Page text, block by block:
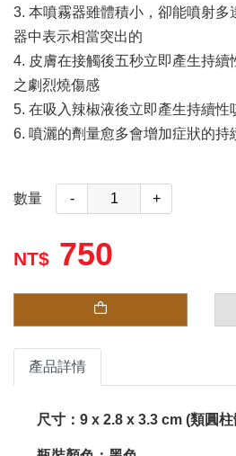
3. 本噴霧器雖體積小，卻能噴射多
器中表示相當突出的
4. 皮膚在接觸後五秒立即產生持續
之劇烈燒傷感
5. 在吸入辣椒液後立即產生持續
6. 噴灑的劑量愈多會增加症狀的持
數量 - +
750
產品詳情
尺寸：9 x 2.8 x 3.3 cm (類圓柱